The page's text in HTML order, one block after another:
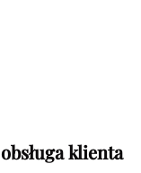
obsługa klienta